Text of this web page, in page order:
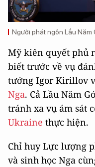
Người phát ngôn Lầu Năm
Mỹ kiên quyết phủ
biết trước về vụ
tướng Igor Kirillov
Nga. Cả Lầu Năm
tránh xa vụ ám sát
Ukraine thực hiện.
Chỉ huy Lực lượng
và sinh học Nga